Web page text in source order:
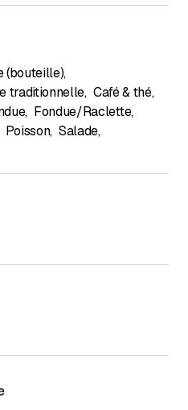
(bouteille),
traditionnelle, Café & thé,
, Fondue/Raclette,
Poisson, Salade,